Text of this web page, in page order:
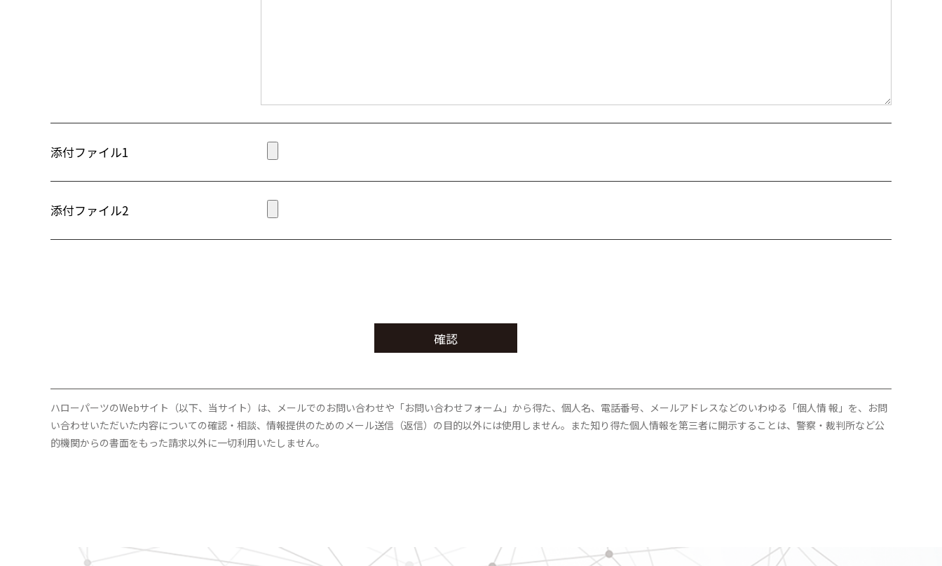
添付ファイル1
添付ファイル2
ハローパーツのWebサイト（以下、当サイト）は、メールでのお問い合わせや「お問い合わせフォーム」から得た、個人名、電話番号、メールアドレスなどのいわゆる「個人情 報」を、お問
い合わせいただいた内容についての確認・相談、情報提供のためのメール送信（返信）の目的以外には使用しません。また知り得た個人情報を第三者に開示することは、警察・裁判所など公
的機関からの書面をもった請求以外に一切利用いたしません。